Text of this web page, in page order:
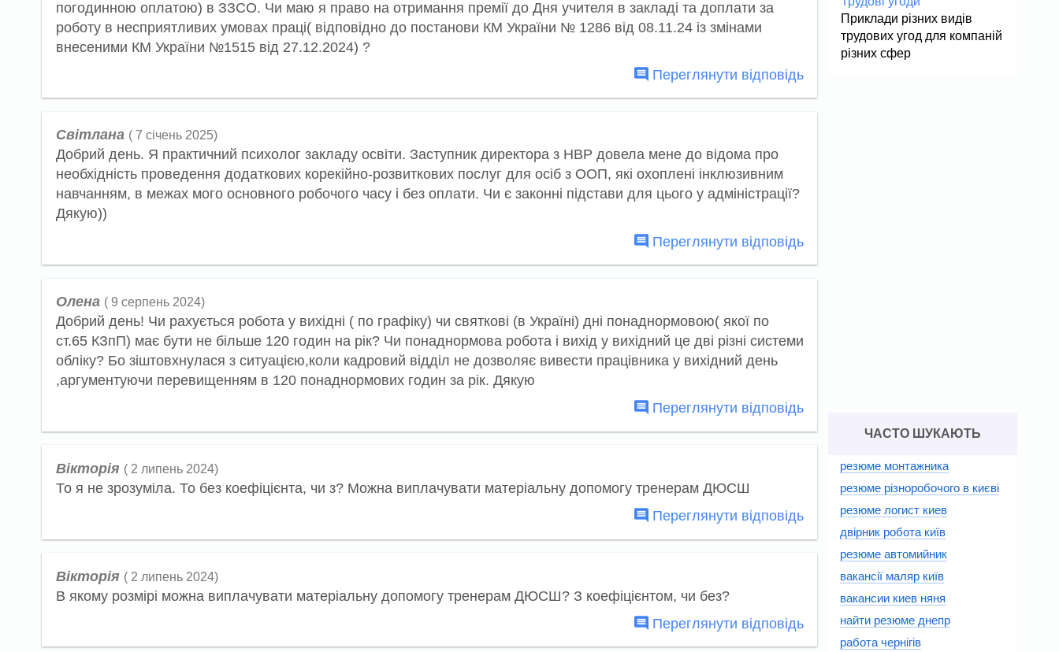
погодинною оплатою) в ЗЗСО. Чи маю я право на отримання премії до Дня учителя в закладі та доплати за
роботу в несприятливих умовах праці( відповідно до постанови КМ України № 1286 від 08.11.24 із змінами
внесеними КМ України №1515 від 27.12.2024) ?
Переглянути відповідь
Світлана ( 7 січень 2025)
Добрий день. Я практичний психолог закладу освіти. Заступник директора з НВР довела мене до відома про
необхідність проведення додаткових корекійно-розвиткових послуг для осіб з ООП, які охоплені інклюзивним
навчанням, в межах мого основного робочого часу і без оплати. Чи є законні підстави для цього у адміністрації?
Дякую))
Переглянути відповідь
Олена ( 9 серпень 2024)
Добрий день! Чи рахується робота у вихідні ( по графіку) чи святкові (в Україні) дні понаднормовою( якої по
ст.65 КЗпП) має бути не більше 120 годин на рік? Чи понаднормова робота і вихід у вихідний це дві різні системи
обліку? Бо зіштовхнулася з ситуацією,коли кадровий відділ не дозволяє вивести працівника у вихідний день
,аргументуючи перевищенням в 120 понаднормових годин за рік. Дякую
Переглянути відповідь
Вікторія ( 2 липень 2024)
То я не зрозуміла. То без коефіцієнта, чи з? Можна виплачувати матеріальну допомогу тренерам ДЮСШ
Переглянути відповідь
Вікторія ( 2 липень 2024)
В якому розмірі можна виплачувати матеріальну допомогу тренерам ДЮСШ? З коефіцієнтом, чи без?
Переглянути відповідь
Приклади різних видів
трудових угод для компаній
різних сфер
ЧАСТО ШУКАЮТЬ
резюме монтажника
резюме різноробочого в києві
резюме логист киев
двірник робота київ
резюме автомийник
вакансії маляр київ
вакансии киев няня
найти резюме днепр
работа чернігів